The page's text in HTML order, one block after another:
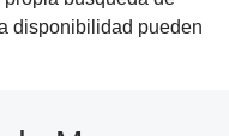
disponibilidad pueden